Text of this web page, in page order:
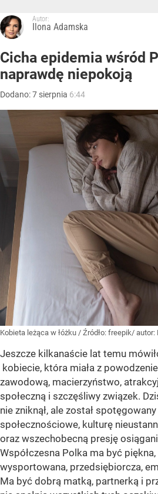
Autor:
Ilona Adamska
Cicha epidemia wśród
naprawdę niepokoją
Dodano:7 sierpnia 6:44
Kobieta leżąca w łóżku / Źródło: freepik/ autor:
Jeszcze kilkanaście lat temu
kobiecie, która miała z
zawodową, macierzyństwo,
społeczną i szczęśliwy związek.
nie zniknął, ale został
społecznościowe, kulturę
oraz wszechobecną presję
Współczesna Polka ma być piękna,
wysportowana, przedsiębiorcza,
Ma być dobrą matką, partnerką i